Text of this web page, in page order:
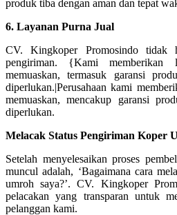
produk tiba dengan aman dan tepat
6. Layanan Purna Jual
CV. Kingkoper Promosindo tidak
pengiriman. {Kami
memuaskan, termasuk garansi
diperlukan.|Perusahaan kami
memuaskan, mencakup garansi
diperlukan.
Melacak Status Pengiriman Koper
Setelah menyelesaikan proses
muncul adalah, ‘Bagaimana cara
umroh saya?’. CV. Kingkoper
pelacakan yang transparan untuk
pelanggan kami.